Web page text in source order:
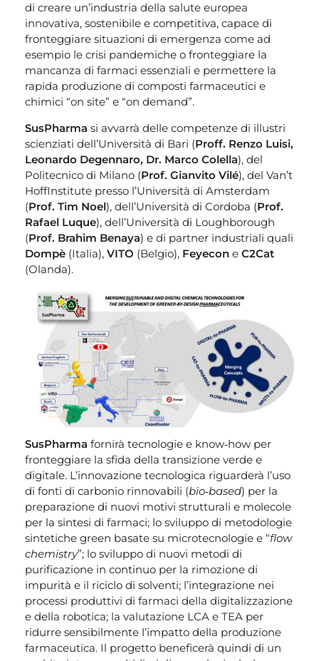
di creare un’industria della salute europea
innovativa, sostenibile e competitiva, capace di
fronteggiare situazioni di emergenza come ad
esempio le crisi pandemiche o fronteggiare la
mancanza di farmaci essenziali e permettere la
rapida produzione di composti farmaceutici e
chimici “on site” e “on demand”.
SusPharma si avvarrà delle competenze di illustri
scienziati dell’Università di Bari (Proff. Renzo Luisi,
Leonardo Degennaro, Dr. Marco Colella), del
Politecnico di Milano (Prof. Gianvito Vilé), del Van’t
HoffInstitute presso l’Università di Amsterdam
(Prof. Tim Noel), dell’Università di Cordoba (Prof.
Rafael Luque), dell’Università di Loughborough
(Prof. Brahim Benaya) e di partner industriali quali
Dompè (Italia), VITO (Belgio), Feyecon e C2Cat
(Olanda).
SusPharma fornirà tecnologie e know‐how per
fronteggiare la sfida della transizione verde e
digitale. L’innovazione tecnologica riguarderà l’uso
di fonti di carbonio rinnovabili (bio‐based) per la
preparazione di nuovi motivi strutturali e molecole
per la sintesi di farmaci; lo sviluppo di metodologie
sintetiche green basate su microtecnologie e “flow
chemistry”; lo sviluppo di nuovi metodi di
purificazione in continuo per la rimozione di
impurità e il riciclo di solventi; l’integrazione nei
processi produttivi di farmaci della digitalizzazione
e della robotica; la valutazione LCA e TEA per
ridurre sensibilmente l’impatto della produzione
farmaceutica. Il progetto beneficerà quindi di un